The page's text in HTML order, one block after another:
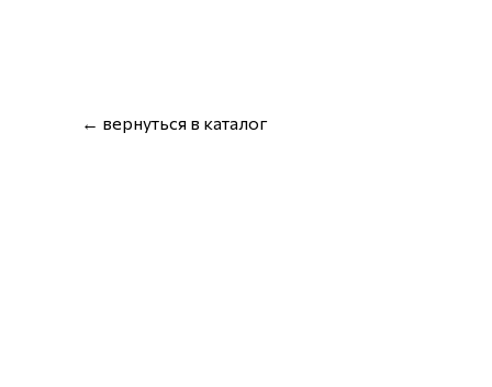
← вернуться в каталог